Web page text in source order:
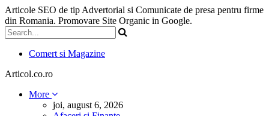
Articole SEO de tip Advertorial si Comunicate de presa pentru firme
din Romania. Promovare Site Organic in Google.
Comert si Magazine
Articol.co.ro
More
joi, august 6, 2026